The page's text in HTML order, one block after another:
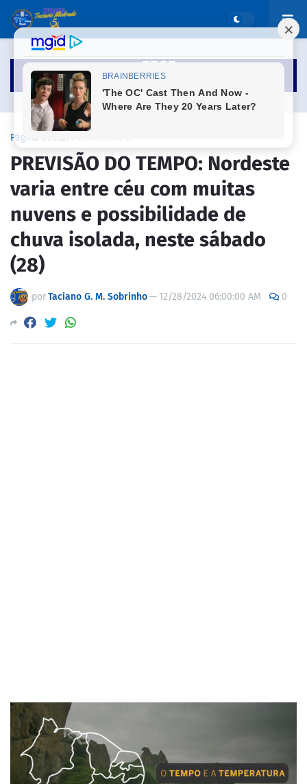
Página inicial
PREVISÃO DO TEMPO: Nordeste
varia entre céu com muitas
nuvens e possibilidade de
chuva isolada, neste sábado
(28)
porTaciano G. M. Sobrinho— 12/28/2024 06:00:00 AM 0